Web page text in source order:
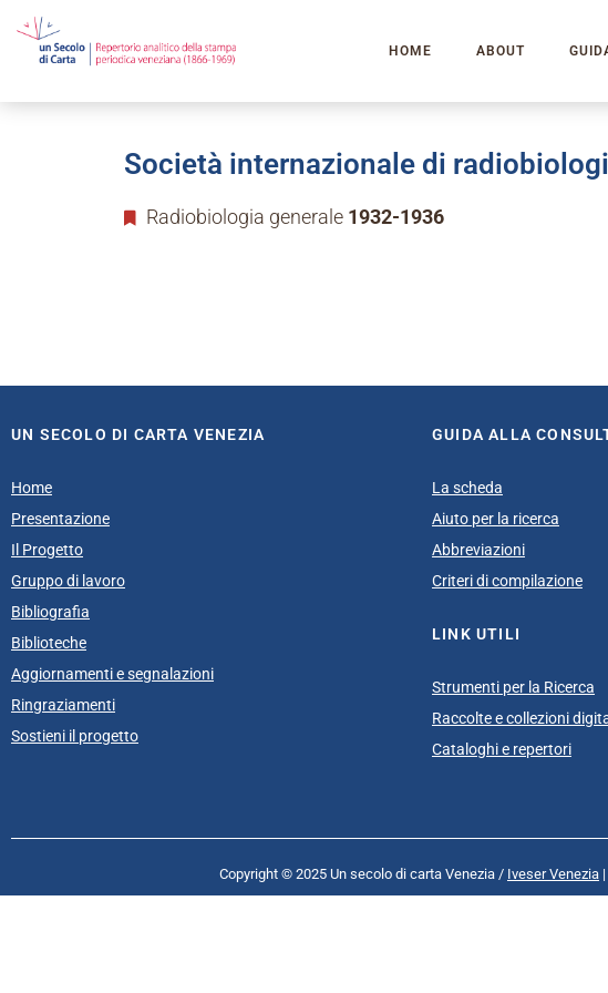
HOME ABOUT
Società internazionale di
Radiobiologia generale 1932-1936
UN SECOLO DI CARTA VENEZIA
Home
Presentazione
Il Progetto
Gruppo di lavoro
Bibliografia
Biblioteche
Aggiornamenti e segnalazioni
Ringraziamenti
Sostieni il progetto
GUIDA ALLA
La scheda
Aiuto per la ricerca
Abbreviazioni
Criteri di compilazione
LINK UTILI
Strumenti per la Ricerca
Raccolte e collezioni
Cataloghi e repertori
Copyright © 2025 Un secolo di carta Venezia / Iveser Venezia |